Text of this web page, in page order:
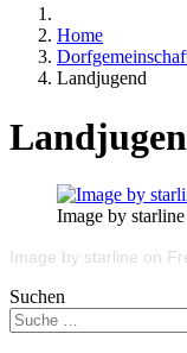
Home
Landjugend
Image by
Image by starline on
Suchen